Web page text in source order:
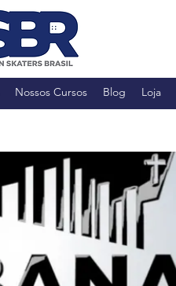
Nossos Cursos Blog Loja